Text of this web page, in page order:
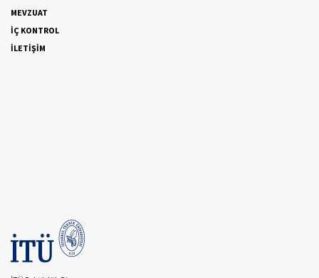
MEVZUAT
İÇ KONTROL
İLETİŞİM